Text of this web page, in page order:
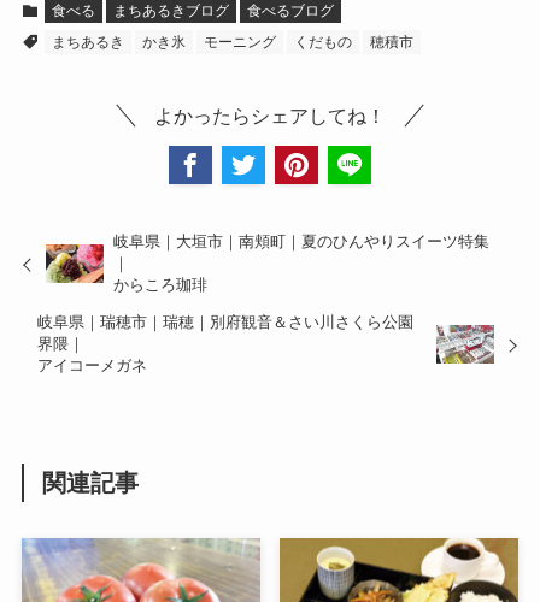
食べる まちあるきブログ
食べるブログ
まちあるき
かき氷 モーニング くだもの 穂積市
よかったらシェアしてね！
岐阜県｜大垣市｜南頬町｜夏のひんやりスイーツ特集
｜
からころ珈琲
岐阜県｜瑞穂市｜瑞穂｜別府観音＆さい川さくら公園
界隈｜
アイコーメガネ
関連記事